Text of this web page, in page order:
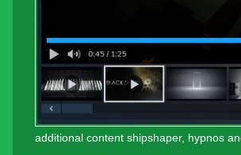
additional content shipshaper, hypnos